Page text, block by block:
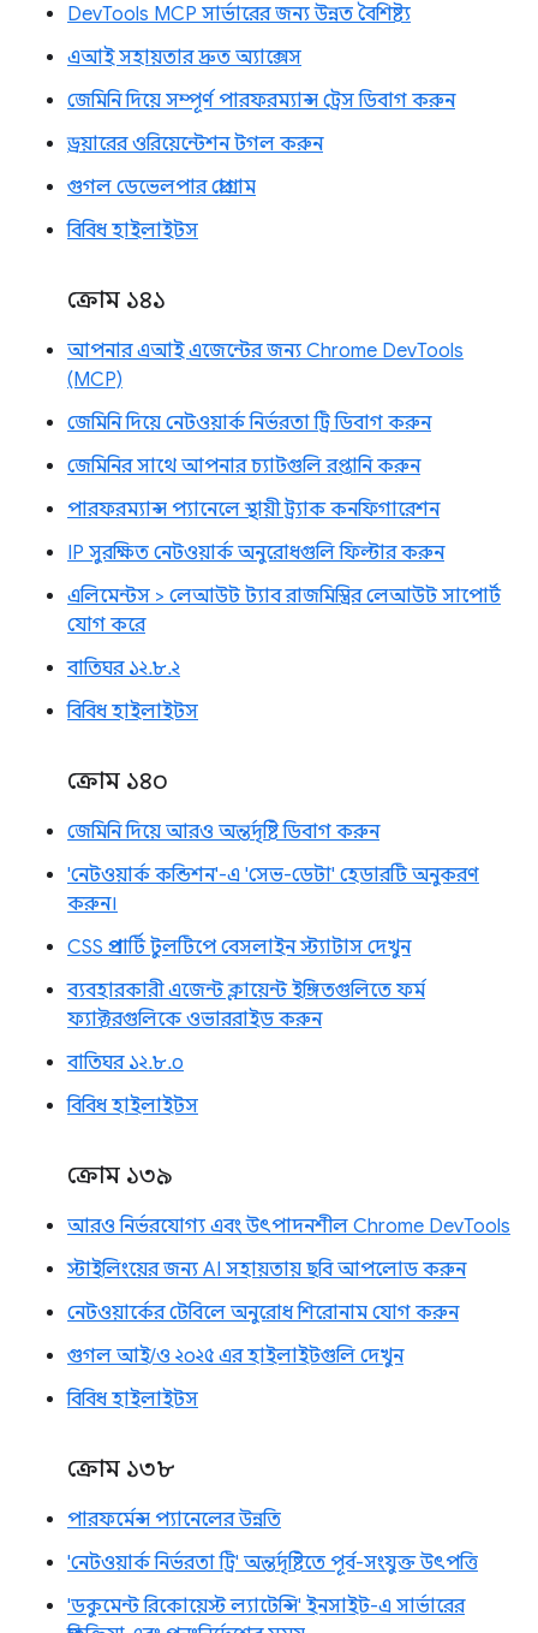
DevTools MCP সার্ভারের জন্য উন্নত বৈশিষ্ট্য
এআই সহায়তার দ্রুত অ্যাক্সেস
জেমিনি দিয়ে সম্পূর্ণ পারফরম্যান্স ট্রেস ডিবাগ করুন
ড্রয়ারের ওরিয়েন্টেশন টগল করুন
গুগল ডেভেলপার প্রোগ্রাম
বিবিধ হাইলাইটস
ক্রোম ১৪১
আপনার এআই এজেন্টের জন্য Chrome DevTools
(MCP)
জেমিনি দিয়ে নেটওয়ার্ক নির্ভরতা ট্রি ডিবাগ করুন
জেমিনির সাথে আপনার চ্যাটগুলি রপ্তানি করুন
পারফরম্যান্স প্যানেলে স্থায়ী ট্র্যাক কনফিগারেশন
IP সুরক্ষিত নেটওয়ার্ক অনুরোধগুলি ফিল্টার করুন
এলিমেন্টস > লেআউট ট্যাব রাজমিস্ত্রির লেআউট সাপোর্ট
যোগ করে
বাতিঘর ১২.৮.২
বিবিধ হাইলাইটস
ক্রোম ১৪০
জেমিনি দিয়ে আরও অন্তর্দৃষ্টি ডিবাগ করুন
'নেটওয়ার্ক কন্ডিশন'-এ 'সেভ-ডেটা' হেডারটি অনুকরণ
করুন।
CSS প্রপার্টি টুলটিপে বেসলাইন স্ট্যাটাস দেখুন
ব্যবহারকারী এজেন্ট ক্লায়েন্ট ইঙ্গিতগুলিতে ফর্ম
ফ্যাক্টরগুলিকে ওভাররাইড করুন
বাতিঘর ১২.৮.০
বিবিধ হাইলাইটস
ক্রোম ১৩৯
আরও নির্ভরযোগ্য এবং উৎপাদনশীল Chrome DevTools
স্টাইলিংয়ের জন্য AI সহায়তায় ছবি আপলোড করুন
নেটওয়ার্কের টেবিলে অনুরোধ শিরোনাম যোগ করুন
গুগল আই/ও ২০২৫ এর হাইলাইটগুলি দেখুন
বিবিধ হাইলাইটস
ক্রোম ১৩৮
পারফর্মেন্স প্যানেলের উন্নতি
'নেটওয়ার্ক নির্ভরতা ট্রি' অন্তর্দৃষ্টিতে পূর্ব-সংযুক্ত উৎপত্তি
'ডকুমেন্ট রিকোয়েস্ট ল্যাটেন্সি' ইনসাইট-এ সার্ভারের